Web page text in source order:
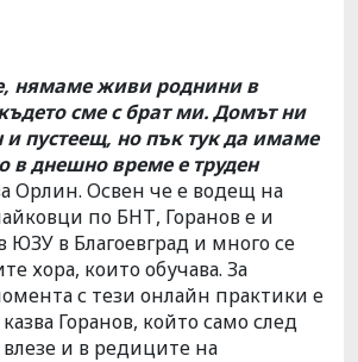
нямаме живи роднини в
сме с брат ми. Домът ни
и пустеещ, но пък тук да имаме
в днешно време е труден
Орлин. Освен че е водещ на
по БНТ, Горанов е и
ЮЗУ в Благоевград и много се
хора, които обучава. За
с тези онлайн практики е
Горанов, който само след
и в редиците на